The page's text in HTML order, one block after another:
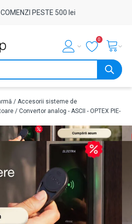
PESTE 500 lei
0
/ Accesorii sisteme de
/ Convertor analog - ASCII - OPTEX PIE-